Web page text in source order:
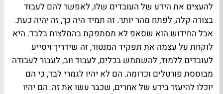
להעצים את הידע של העובדים שלו, לאפשר להם לעבוד
בצורה קלה, לפתח מהר יותר. זה תמיד היה כך, זה יהיה כעת.
אבל החידוש הוא שסאפ לא מסתפקת בהמלצות בלבד. היא
לוקחת על עצמה את תפקיד המנטור, זה שידריך ויסייע
לעובדים ללמוד, להשתמש בכלים, לעבוד ווב, לעבור לעבודה
מבוססת פורטלים וכדומה. הם לא יהיו לגמרי לבד, כי הם
יוכלו להיעזר בידע של אחרים, שכבר עשו את זה. הם יהיו